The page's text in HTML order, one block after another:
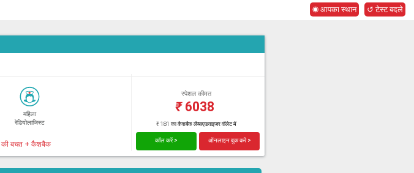
◉ आपका स्थान ↺ टेस्ट बदले
महिला
रेडियोलाजिस्ट
स्पेशल कीमत
₹6038
₹ 181 का कैशबैक लैब्सएडवाइजर वॉलेट में
की बचत + कैशबैक कॉल करें > ऑनलाइन बुक करें >